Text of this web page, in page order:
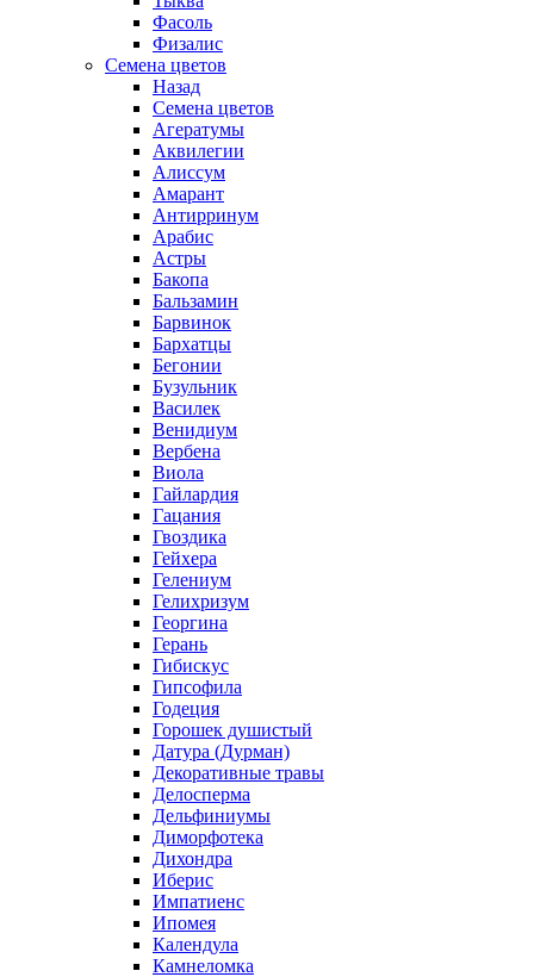
Фасоль
Физалис
Семена цветов
Назад
Семена цветов
Агератумы
Аквилегии
Алиссум
Амарант
Антирринум
Арабис
Астры
Бакопа
Бальзамин
Барвинок
Бархатцы
Бегонии
Бузульник
Василек
Венидиум
Вербена
Виола
Гайлардия
Гацания
Гвоздика
Гейхера
Гелениум
Гелихризум
Георгина
Герань
Гибискус
Гипсофила
Годеция
Горошек душистый
Датура (Дурман)
Декоративные травы
Делосперма
Дельфиниумы
Диморфотека
Дихондра
Иберис
Импатиенс
Ипомея
Календула
Камнеломка